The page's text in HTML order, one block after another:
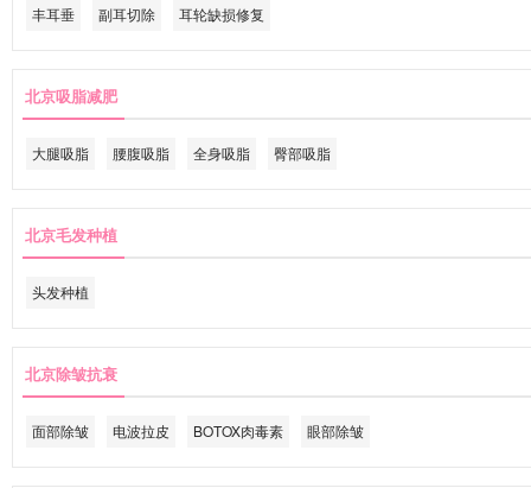
丰耳垂 副耳切除 耳轮缺损修复
北京吸脂减肥
大腿吸脂 腰腹吸脂 全身吸脂 臀部吸脂
北京毛发种植
头发种植
北京除皱抗衰
面部除皱 电波拉皮 BOTOX肉毒素 眼部除皱